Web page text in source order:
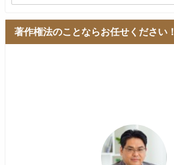
著作権法のことならお任せください！